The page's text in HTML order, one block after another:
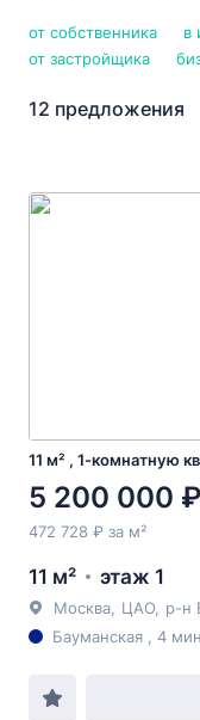
от собственника в
от застройщика
12 предложения
11 м² , 1-комнатную
5 200 000 ₽
472 728 ₽ за м²
11 м² этаж 1
Москва ЦАО р-н
Бауманская , 4